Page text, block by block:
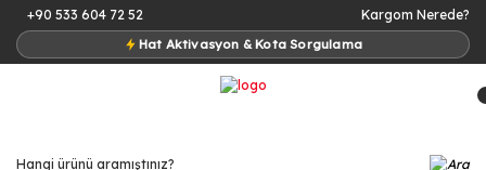
+90 533 604 72 52
Hat Aktivasyon & Kota Sorgulama
Kargom Nerede?